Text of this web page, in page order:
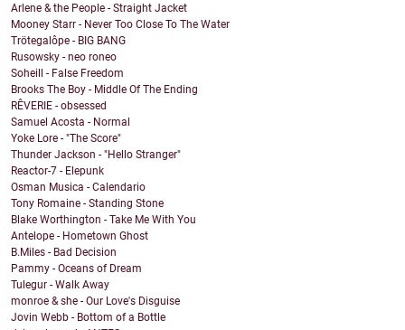
Arlene & the People - Straight Jacket
Mooney Starr - Never Too Close To The Water
Trötegalôpe - BIG BANG
Rusowsky - neo roneo
Soheill - False Freedom
Brooks The Boy - Middle Of The Ending
RÊVERIE - obsessed
Samuel Acosta - Normal
Yoke Lore - "The Score"
Thunder Jackson - "Hello Stranger"
Reactor-7 - Elepunk
Osman Musica - Calendario
Tony Romaine - Standing Stone
Blake Worthington - Take Me With You
Antelope - Hometown Ghost
B.Miles - Bad Decision
Pammy - Oceans of Dream
Tulegur - Walk Away
monroe & she - Our Love's Disguise
Jovin Webb - Bottom of a Bottle